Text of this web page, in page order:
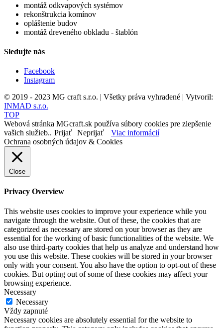
montáž odkvapových systémov
rekonštrukcia komínov
opláštenie budov
montáž dreveného obkladu - štablón
Sledujte nás
Facebook
Instagram
© 2019 - 2023 MG craft s.r.o. | Všetky práva vyhradené | Vytvoril:
INMAD s.r.o.
TOP
Webová stránka MGcraft.sk používa súbory cookies pre zlepšenie
vašich služieb.. Prijať Neprijať
Viac informácií
Ochrana osobných údajov & Cookies
Close
Privacy Overview
This website uses cookies to improve your experience while you
navigate through the website. Out of these, the cookies that are
categorized as necessary are stored on your browser as they are
essential for the working of basic functionalities of the website. We
also use third-party cookies that help us analyze and understand how
you use this website. These cookies will be stored in your browser
only with your consent. You also have the option to opt-out of these
cookies. But opting out of some of these cookies may affect your
browsing experience.
Necessary
Necessary
Vždy zapnuté
Necessary cookies are absolutely essential for the website to